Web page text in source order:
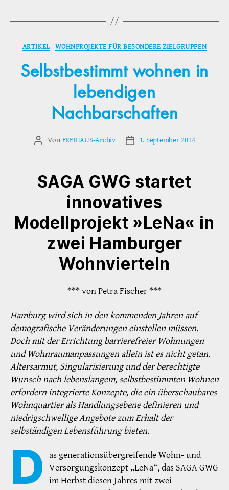
Kategorien
ARTIKEL WOHNPROJEKTE FÜR BESONDERE ZIELGRUPPEN
Selbstbestimmt wohnen in
lebendigen
Nachbarschaften
Beitragsautor
Von FREIHAUS-Archiv Veröffentlichungsdatum
1. September 2014
SAGA GWG startet
innovatives
Modellprojekt »LeNa« in
zwei Hamburger
Wohnvierteln
*** von Petra Fischer ***
Hamburg wird sich in den kommenden Jahren auf
demografische Veränderungen einstellen müssen.
Doch mit der Errichtung barrierefreier Wohnungen
und Wohnraumanpassungen allein ist es nicht getan.
Altersarmut, Singularisierung und der berechtigte
Wunsch nach lebenslangem, selbstbestimmten Wohnen
erfordern integrierte Konzepte, die ein überschaubares
Wohnquartier als Handlungsebene definieren und
niedrigschwellige Angebote zum Erhalt der
selbständigen Lebensführung bieten.
D as generationsübergreifende Wohn- und
Versorgungskonzept „LeNa“, das SAGA GWG
im Herbst diesen Jahres mit zwei